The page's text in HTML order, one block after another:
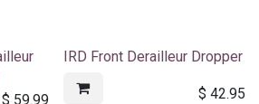
$ 59.99
IRD Front Derailleur Dropper
$ 42.95